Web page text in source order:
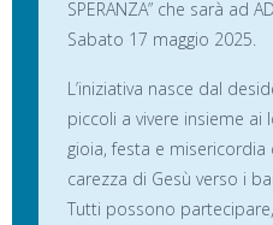
SPERANZA” che sarà ad
Sabato 17 maggio 2025.
L’iniziativa nasce dal
piccoli a vivere insieme ai
gioia, festa e
carezza di Gesù verso i
Tutti possono